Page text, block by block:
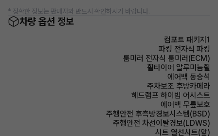
* 정확한 정보는 판매자와 반드시 확인하시기 바랍니다.
차량 옵션 정보
컴포트 패키지1
파킹 전자식 파킹
룸미러 전자식 룸미러(ECM)
휠타이어 알루미늄휠
에어백 동승석
주차보조 후방카메라
헤드램프 하이빔 어시스트
에어백 무릎보호
주행안전 후측방경보시스템(BSD)
주행안전 차선이탈경보(LDWS)
시트 열선시트(앞)